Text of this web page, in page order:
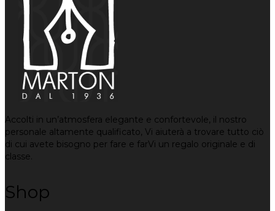
Accolti in un’atmosfera elegante e confortevole, il nostro
personale altamente qualificato, Vi aiuterà a trovare tutto ciò
di cui avete bisogno per fare e farVi un regalo originale e di
classe.
Shop